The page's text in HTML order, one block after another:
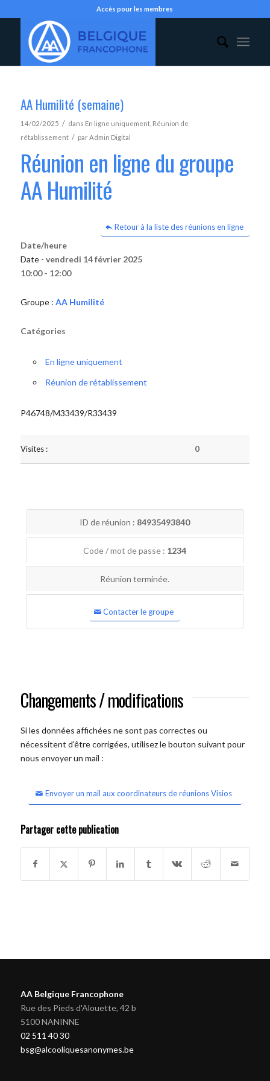
Accès pour les membres
AA Humilité (semaine)
14/02/2025 / dans En ligne uniquement, Réunion de
rétablissement / parAdmin Digital
Réunion en ligne du groupe
AA Humilité
Retour à la liste des réunions en ligne
Date/heure
Date - vendredi 14 février 2025
10:00 - 12:00
Groupe : AA Humilité
Catégories
En ligne uniquement
Réunion de rétablissement
P46748/M33439/R33439
Visites : 0
ID de réunion : 84935493840
Code / mot de passe : 1234
Réunion terminée.
Contacter le groupe
Changements / modifications
Si les données affichées ne sont pas correctes ou
nécessitent d'être corrigées, utilisez le bouton suivant pour
nous envoyer un mail :
Envoyer un mail aux coordinateurs de réunions Visios
Partager cette publication
AA Belgique Francophone
Rue des Pieds d'Alouette, 42 b
5100 NANINNE
02 511 40 30
bsg@alcooliquesanonymes.be